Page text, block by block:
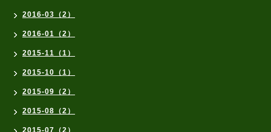
2016-03（2）
2016-01（2）
2015-11（1）
2015-10（1）
2015-09（2）
2015-08（2）
2015-07（2）